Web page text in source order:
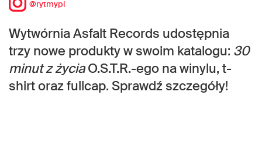
@rytmypl
Wytwórnia Asfalt Records udostępnia
trzy nowe produkty w swoim katalogu: 30
minut z życiaO.S.T.R.-ego na winylu, t-
shirt oraz fullcap. Sprawdź szczegóły!